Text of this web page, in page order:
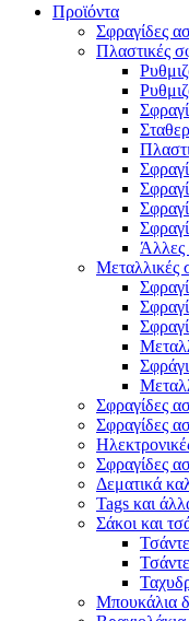
Προϊόντα
Σφραγίδες
Πλαστικές
Άλλες
Μεταλλικές
Σφραγίδες
Σφραγίδες
Σφραγίδες
Δεματικά
Tags και
Σάκοι και
Μπουκάλια